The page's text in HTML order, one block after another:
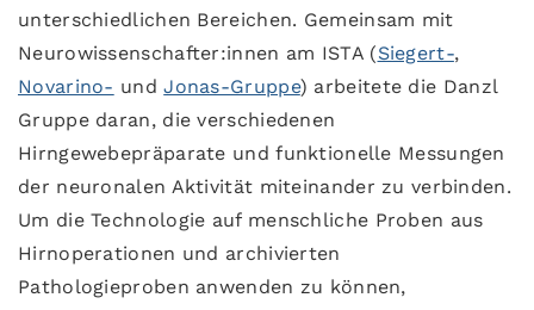
unterschiedlichen Bereichen. Gemeinsam mit
Neurowissenschafter:innen am ISTA (Siegert-,
Novarino- undJonas-Gruppe) arbeitete die Danzl
Gruppe daran, die verschiedenen
Hirngewebepräparate und funktionelle Messungen
der neuronalen Aktivität miteinander zu verbinden.
Um die Technologie auf menschliche Proben aus
Hirnoperationen und archivierten
Pathologieproben anwenden zu können,